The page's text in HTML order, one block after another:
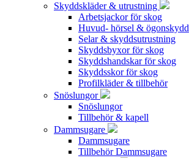
Skyddskläder & utrustning
Arbetsjackor för skog
Huvud- hörsel & ögonskydd
Selar & skyddsutrustning
Skyddsbyxor för skog
Skyddshandskar för skog
Skyddsskor för skog
Profilkläder & tillbehör
Snöslungor
Snöslungor
Tillbehör & kapell
Dammsugare
Dammsugare
Tillbehör Dammsugare